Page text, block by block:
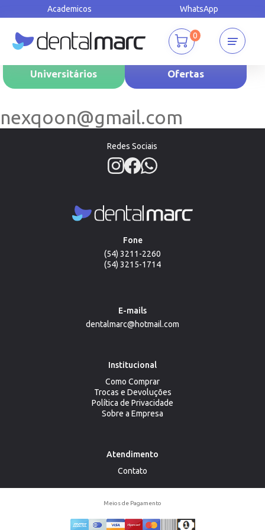
Academicos WhatsApp
0
Universitários Ofertas
nexqoon@gmail.com
Redes Sociais
Fone
(54) 3211-2260
(54) 3215-1714
E-mails
dentalmarc@hotmail.com
Institucional
Como Comprar
Trocas e Devoluções
Política de Privacidade
Sobre a Empresa
Atendimento
Contato
Meios de Pagamento